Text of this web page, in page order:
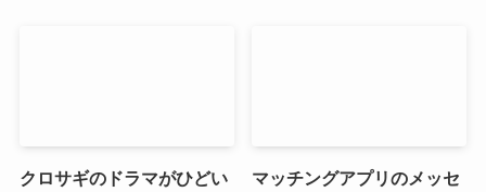
クロサギのドラマがひどい
マッチングアプリのメッセ